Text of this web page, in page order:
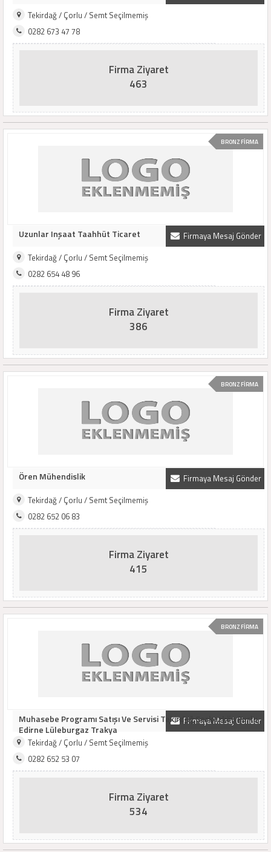
Tekirdağ / Çorlu / Semt Seçilmemiş
0282 673 47 78
Firma Ziyaret
463
BRONZ FİRMA
Firmaya Mesaj Gönder
Uzunlar Inşaat Taahhüt Ticaret
Tekirdağ / Çorlu / Semt Seçilmemiş
0282 654 48 96
Firma Ziyaret
386
BRONZ FİRMA
Firmaya Mesaj Gönder
Ören Mühendislik
Tekirdağ / Çorlu / Semt Seçilmemiş
0282 652 06 83
Firma Ziyaret
415
BRONZ FİRMA
Firmaya Mesaj Gönder
Muhasebe Programı Satışı Ve Servisi Tekirdağ Çerkezköy Çorlu
Edirne Lüleburgaz Trakya
Tekirdağ / Çorlu / Semt Seçilmemiş
0282 652 53 07
Firma Ziyaret
534